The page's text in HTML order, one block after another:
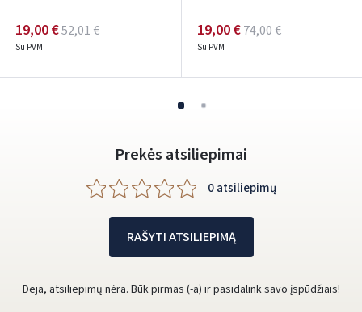
19,00 €52,01 €
Su PVM
19,00 €74,00 €
Su PVM
Prekės atsiliepimai
0 atsiliepimų
RAŠYTI ATSILIEPIMĄ
Deja, atsiliepimų nėra. Būk pirmas (-a) ir pasidalink savo įspūdžiais!